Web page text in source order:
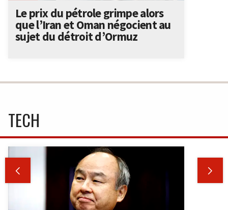
Le prix du pétrole grimpe alors
que l’Iran et Oman négocient au
sujet du détroit d’Ormuz
TECH
 